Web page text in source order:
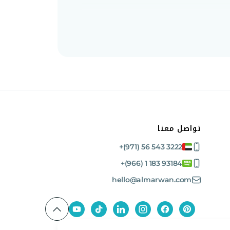
لحجم الناتج بدون أدوات، مما يزيد من المرونة
مع الحد الأدنى من انقطاعات الخدمة.
لأي أسطول.
تواصل معنا
+(971) 56 543 3222
+(966) 1 183 93184
hello@almarwan.com